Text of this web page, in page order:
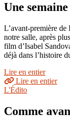
Une
L’avant-première
notre salle, après
film d’Isabel
déjà dans l’histoire
Lire en entier
Lire en entier
L'Édito
Comme